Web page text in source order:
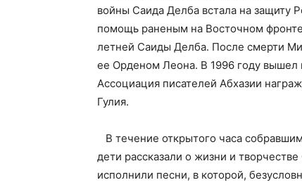
войны Саида Делба встала на защиту
помощь раненым на Восточном
летней Саиды Делба. После смерти
ее Орденом Леона. В 1996 году вышел
Ассоциация писателей Абхазии
Гулия.
В течение открытого часа
дети рассказали о жизни и
исполнили песни, в которой,